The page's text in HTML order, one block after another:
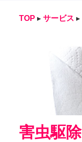
TOP ▸ サービス ▸
害虫駆